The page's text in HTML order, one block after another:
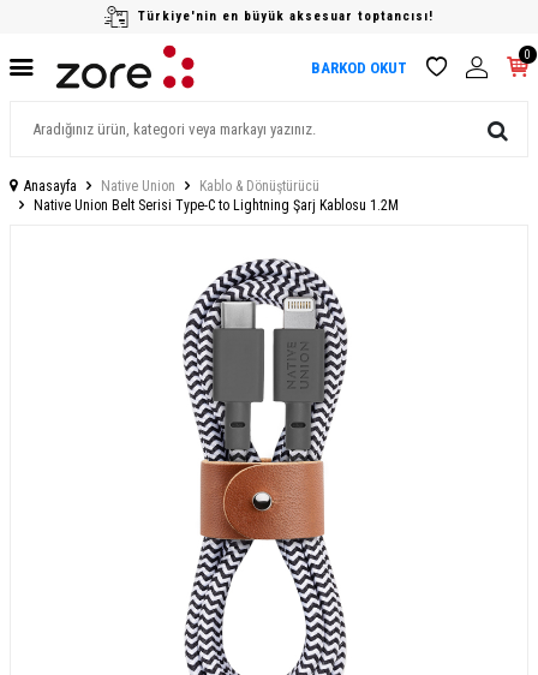
Türkiye'nin en büyük aksesuar toptancısı!
BARKOD OKUT
0
Anasayfa Native Union
Kablo & Dönüştürücü
Native Union Belt Serisi Type-C to Lightning Şarj Kablosu 1.2M